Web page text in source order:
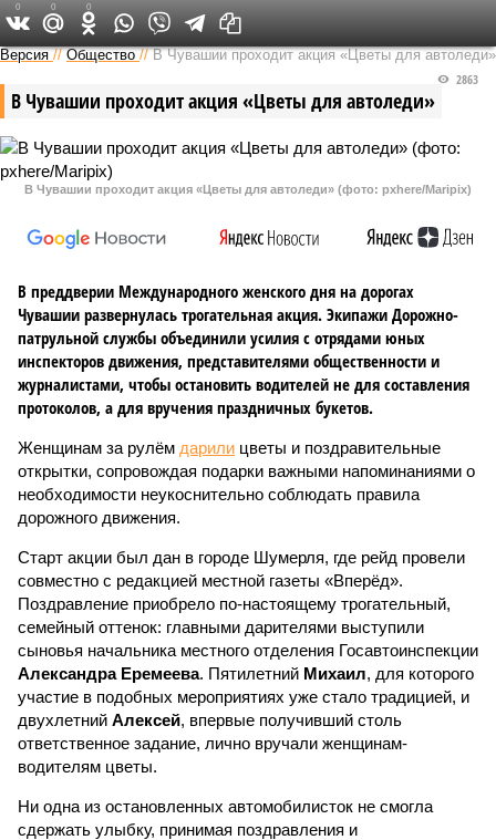
Версия в Чувашии
Версия //Общество //В Чувашии проходит акция «Цветы для автоледи»
В Чувашии проходит акция «Цветы для автоледи»
2863
В Чувашии проходит акция «Цветы для автоледи» (фото: pxhere/Maripix)
В преддверии Международного женского дня на дорогах
Чувашии развернулась трогательная акция. Экипажи Дорожно-
патрульной службы объединили усилия с отрядами юных
инспекторов движения, представителями общественности и
журналистами, чтобы остановить водителей не для составления
протоколов, а для вручения праздничных букетов.
Женщинам за рулём дарили цветы и поздравительные
открытки, сопровождая подарки важными напоминаниями о
необходимости неукоснительно соблюдать правила
дорожного движения.
Старт акции был дан в городе Шумерля, где рейд провели
совместно с редакцией местной газеты «Вперёд».
Поздравление приобрело по-настоящему трогательный,
семейный оттенок: главными дарителями выступили
сыновья начальника местного отделения Госавтоинспекции
Александра Еремеева. Пятилетний Михаил, для которого
участие в подобных мероприятиях уже стало традицией, и
двухлетний Алексей, впервые получивший столь
ответственное задание, лично вручали женщинам-
водителям цветы.
Ни одна из остановленных автомобилисток не смогла
сдержать улыбку, принимая поздравления и
0 0 0